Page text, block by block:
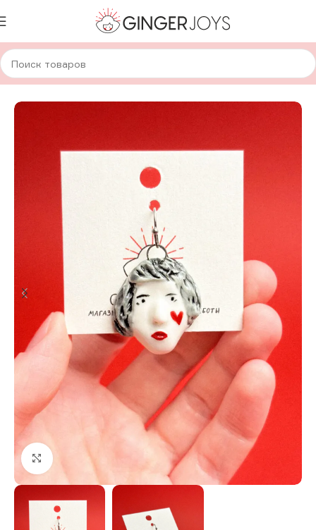
Главная Украшения Кулоны Керамические кулоны
Нажмите, чтобы увеличить изображение